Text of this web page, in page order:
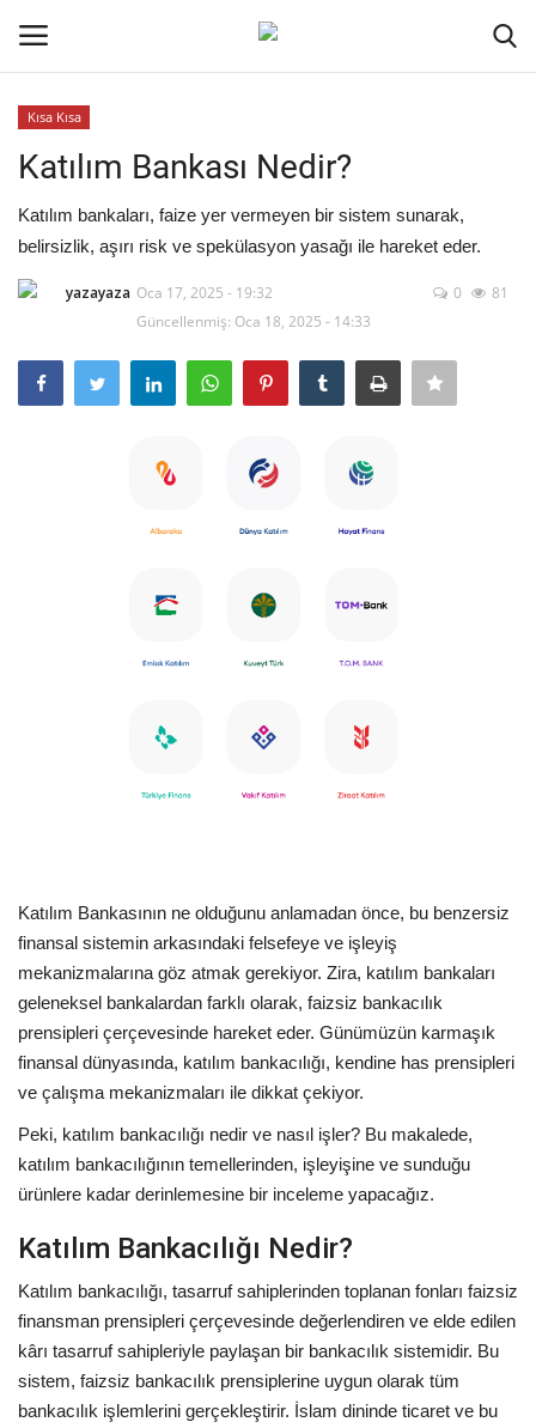
Ana Sayfa
İletişim
Kodlama
Kısa Kısa
Katılım Bankası Nedir?
Katılım bankaları, faize yer vermeyen bir sistem sunarak,
belirsizlik, aşırı risk ve spekülasyon yasağı ile hareket eder.
yazayaza Oca 17, 2025 - 19:32
Güncellenmiş: Oca 18, 2025 - 14:33
0 81
Katılım Bankasının ne olduğunu anlamadan önce, bu benzersiz
finansal sistemin arkasındaki felsefeye ve işleyiş
mekanizmalarına göz atmak gerekiyor. Zira, katılım bankaları
geleneksel bankalardan farklı olarak, faizsiz bankacılık
prensipleri çerçevesinde hareket eder. Günümüzün karmaşık
finansal dünyasında, katılım bankacılığı, kendine has prensipleri
ve çalışma mekanizmaları ile dikkat çekiyor.
Peki, katılım bankacılığı nedir ve nasıl işler? Bu makalede,
katılım bankacılığının temellerinden, işleyişine ve sunduğu
ürünlere kadar derinlemesine bir inceleme yapacağız.
Katılım Bankacılığı Nedir?
Katılım bankacılığı, tasarruf sahiplerinden toplanan fonları faizsiz
finansman prensipleri çerçevesinde değerlendiren ve elde edilen
kârı tasarruf sahipleriyle paylaşan bir bankacılık sistemidir. Bu
sistem, faizsiz bankacılık prensiplerine uygun olarak tüm
bankacılık işlemlerini gerçekleştirir. İslam dininde ticaret ve bu